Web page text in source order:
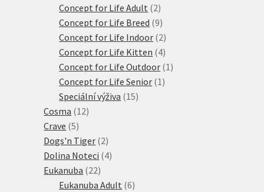
produktů
Concept for Life Adult 22
produkty
Concept for Life Breed 99
produktů
Concept for Life Indoor 22
produkty
Concept for Life Kitten 44
produkty
Concept for Life Outdoor 1 1
Concept for Life Senior 1 1
Speciální výživa 1515
Cosma 1212
Crave 55
produktů
Dogs'n Tiger 22
produkty
Dolina Noteci 44
Eukanuba 2222
produktů
Eukanuba Adult 66